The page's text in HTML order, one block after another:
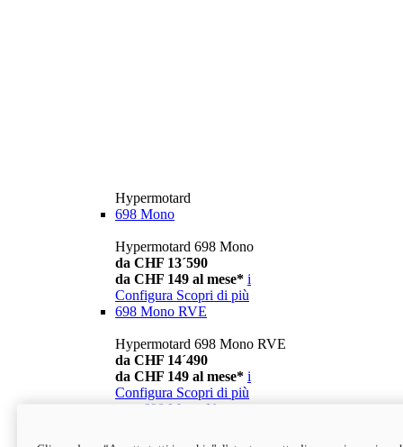
Hypermotard
698 Mono
Hypermotard 698 Mono
da CHF 13´590
da CHF 149 al mese* i
Configura Scopri di più
698 Mono RVE
Hypermotard 698 Mono RVE
da CHF 14´490
da CHF 149 al mese* i
Configura Scopri di più
698 Mono Nera
Hypermotard 698 Mono Nera